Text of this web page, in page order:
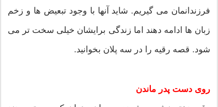
فرزندانمان می گیریم. شاید آنها با وجود تبعیض ها و زخم
زبان ها ادامه دهند اما زندگی برایشان خیلی سخت تر می
شود. قصه رقیه را در سه پلان بخوانید.
روی دست پدر ماندن